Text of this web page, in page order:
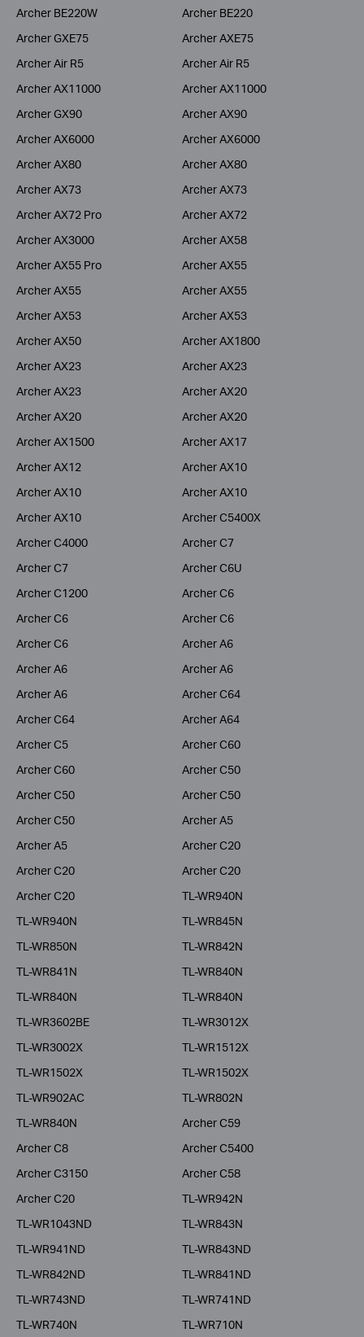
Archer BE220W
Archer BE220
Archer GXE75
Archer AXE75
Archer Air R5
Archer Air R5
Archer AX11000
Archer AX11000
Archer GX90
Archer AX90
Archer AX6000
Archer AX6000
Archer AX80
Archer AX80
Archer AX73
Archer AX73
Archer AX72 Pro
Archer AX72
Archer AX3000
Archer AX58
Archer AX55 Pro
Archer AX55
Archer AX55
Archer AX55
Archer AX53
Archer AX53
Archer AX50
Archer AX1800
Archer AX23
Archer AX23
Archer AX23
Archer AX20
Archer AX20
Archer AX20
Archer AX1500
Archer AX17
Archer AX12
Archer AX10
Archer AX10
Archer AX10
Archer AX10
Archer C5400X
Archer C4000
Archer C7
Archer C7
Archer C6U
Archer C1200
Archer C6
Archer C6
Archer C6
Archer C6
Archer A6
Archer A6
Archer A6
Archer A6
Archer C64
Archer C64
Archer A64
Archer C5
Archer C60
Archer C60
Archer C50
Archer C50
Archer C50
Archer C50
Archer A5
Archer A5
Archer C20
Archer C20
Archer C20
Archer C20
TL-WR940N
TL-WR940N
TL-WR845N
TL-WR850N
TL-WR842N
TL-WR841N
TL-WR840N
TL-WR840N
TL-WR840N
TL-WR3602BE
TL-WR3012X
TL-WR3002X
TL-WR1512X
TL-WR1502X
TL-WR1502X
TL-WR902AC
TL-WR802N
TL-WR840N
Archer C59
Archer C8
Archer C5400
Archer C3150
Archer C58
Archer C20
TL-WR942N
TL-WR1043ND
TL-WR843N
TL-WR941ND
TL-WR843ND
TL-WR842ND
TL-WR841ND
TL-WR743ND
TL-WR741ND
TL-WR740N
TL-WR710N